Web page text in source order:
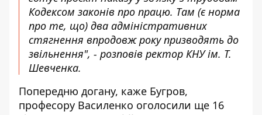
Кодексом законів про працю. Там (є норма
про те, що) два адміністративних
стягнення впродовж року призводять до
звільнення", - розповів ректор КНУ ім. Т.
Шевченка.
Попередню догану, каже Бугров,
професору Василенко оголосили ще 16